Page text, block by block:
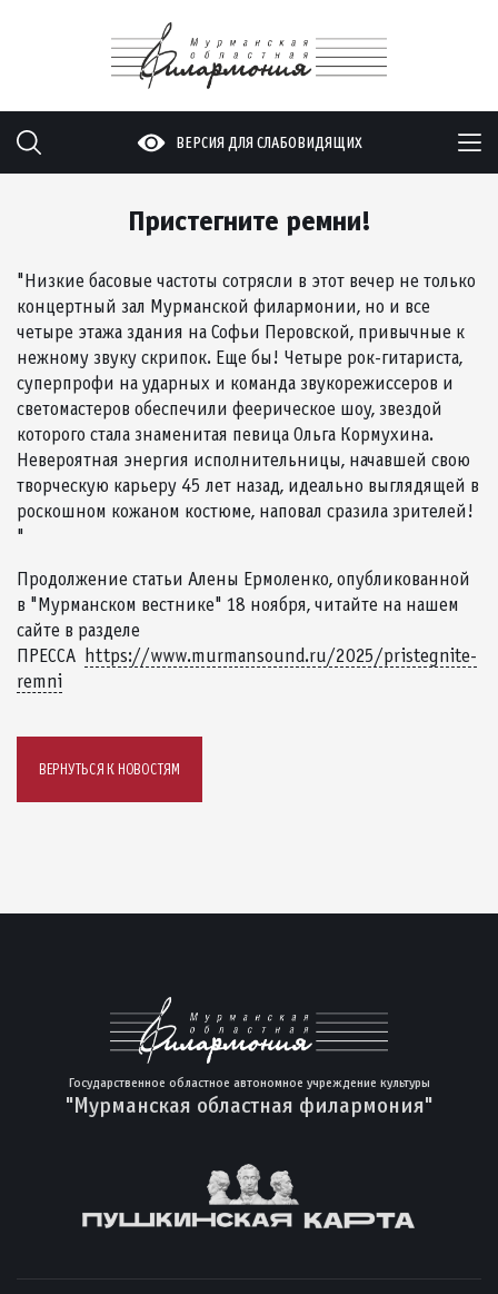
ВЕРСИЯ ДЛЯ СЛАБОВИДЯЩИХ
Пристегните ремни!
"Низкие басовые частоты сотрясли в этот вечер не только
концертный зал Мурманской филармонии, но и все
четыре этажа здания на Софьи Перовской, привычные к
нежному звуку скрипок. Еще бы! Четыре рок-гитариста,
суперпрофи на ударных и команда звукорежиссеров и
светомастеров обеспечили феерическое шоу, звездой
которого стала знаменитая певица Ольга Кормухина.
Невероятная энергия исполнительницы, начавшей свою
творческую карьеру 45 лет назад, идеально выглядящей в
роскошном кожаном костюме, наповал сразила зрителей!
"
Продолжение статьи Алены Ермоленко, опубликованной
в "Мурманском вестнике" 18 ноября, читайте на нашем
сайте в разделе
ПРЕССА https://www.murmansound.ru/2025/pristegnite-
remni
ВЕРНУТЬСЯ К НОВОСТЯМ
Государственное областное автономное учреждение культуры
"Мурманская областная филармония"